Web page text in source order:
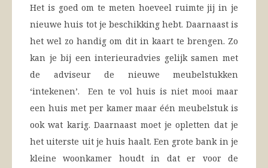
Het is goed om te meten hoeveel ruimte jij in je
nieuwe huis tot je beschikking hebt. Daarnaast is
het wel zo handig om dit in kaart te brengen. Zo
kan je bij een interieuradvies gelijk samen met
de adviseur de nieuwe meubelstukken
‘intekenen’. Een te vol huis is niet mooi maar
een huis met per kamer maar één meubelstuk is
ook wat karig. Daarnaast moet je opletten dat je
het uiterste uit je huis haalt. Een grote bank in je
kleine woonkamer houdt in dat er voor de